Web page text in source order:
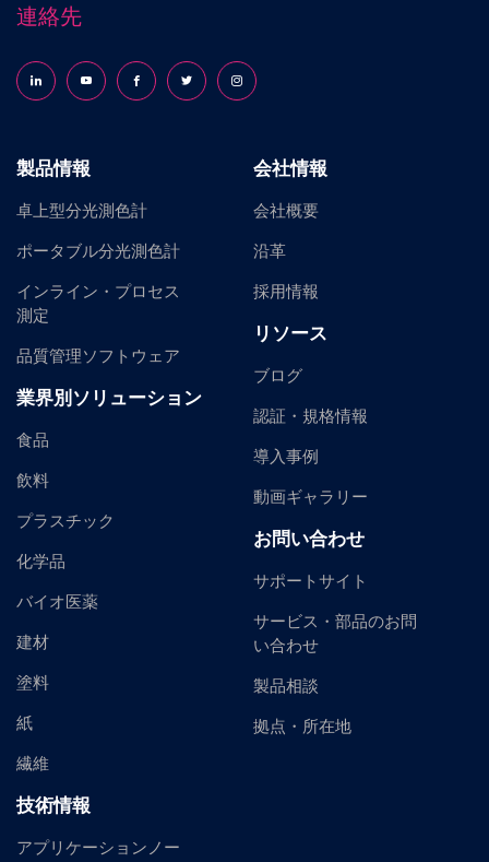
連絡先
Follow us on LinkedInFollow us on YouTubeFollow us on Facebook
Follow us on X (formerly Twitter)
Follow us on Instagram
製品情報
卓上型分光測色計
ポータブル分光測色計
インライン・プロセス
測定
品質管理ソフトウェア
業界別ソリューション
食品
飲料
プラスチック
化学品
バイオ医薬
建材
塗料
紙
繊維
技術情報
アプリケーションノー
会社情報
会社概要
沿革
採用情報
リソース
ブログ
認証・規格情報
導入事例
動画ギャラリー
お問い合わせ
サポートサイト
サービス・部品のお問
い合わせ
製品相談
拠点・所在地